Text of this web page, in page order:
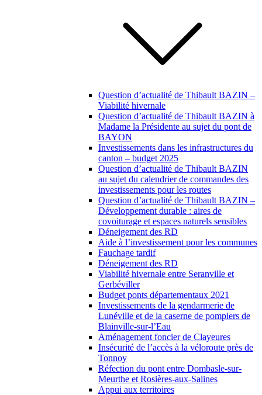
Question d’actualité de Thibault BAZIN –
Viabilité hivernale
Question d’actualité de Thibault BAZIN à
Madame la Présidente au sujet du pont de
BAYON
Investissements dans les infrastructures du
canton – budget 2025
Question d’actualité de Thibault BAZIN
au sujet du calendrier de commandes des
investissements pour les routes
Question d’actualité de Thibault BAZIN –
Développement durable : aires de
covoiturage et espaces naturels sensibles
Déneigement des RD
Aide à l’investissement pour les communes
Fauchage tardif
Déneigement des RD
Viabilité hivernale entre Seranville et
Gerbéviller
Budget ponts départementaux 2021
Investissements de la gendarmerie de
Lunéville et de la caserne de pompiers de
Blainville-sur-l’Eau
Aménagement foncier de Clayeures
Insécurité de l’accès à la véloroute près de
Tonnoy
Réfection du pont entre Dombasle-sur-
Meurthe et Rosières-aux-Salines
Appui aux territoires